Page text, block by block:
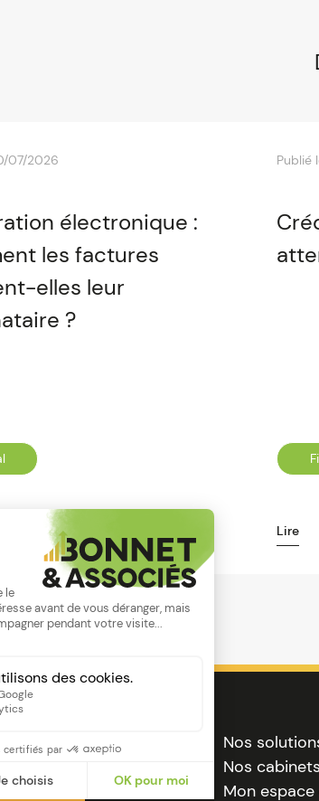
07/2026
électronique :
les factures
elles leur
?
Publié
Lire
réussite
Nos
Nos cabinets
Mon